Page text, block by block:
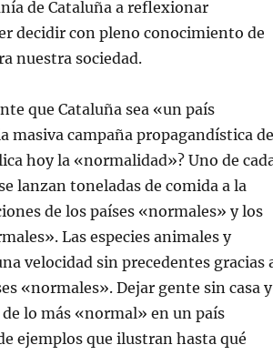
de Cataluña a reflexionar
decidir con pleno conocimiento de
nuestra sociedad.
que Cataluña sea «un país
masiva campaña propagandística de
hoy la «normalidad»? Uno de
lanzan toneladas de comida a la
de los países «normales» y los
Las especies animales y
velocidad sin precedentes gracias
«normales». Dejar gente sin casa y
lo más «normal» en un país
ejemplos que ilustran hasta qué